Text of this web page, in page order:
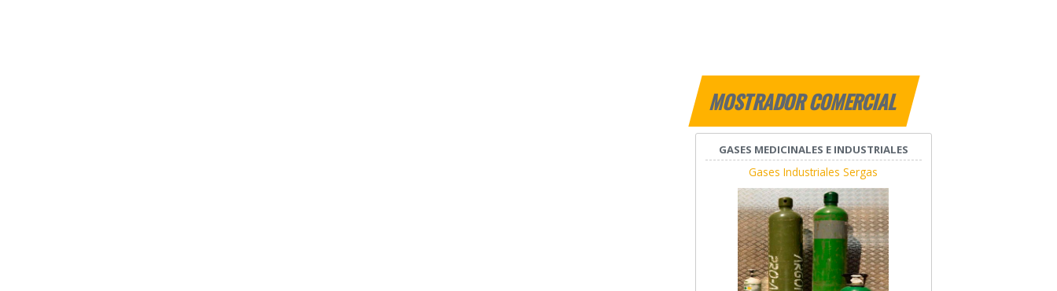
MOSTRADOR COMERCIAL
GASES MEDICINALES E INDUSTRIALES
Gases Industriales Sergas